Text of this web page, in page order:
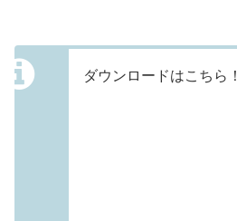
ダウンロードはこちら！